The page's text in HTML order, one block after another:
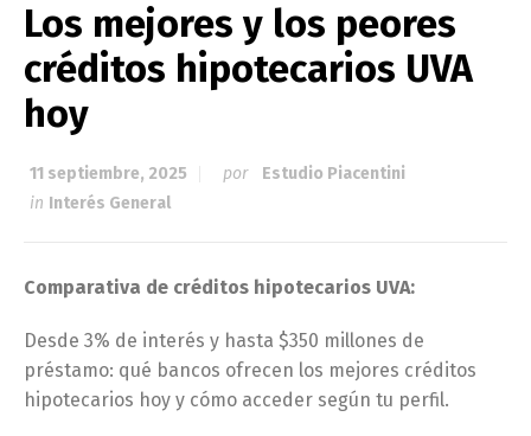
Los mejores y los peores
créditos hipotecarios UVA
hoy
11 septiembre, 2025 por
Estudio Piacentini
in Interés General
Comparativa de créditos hipotecarios UVA:
Desde 3% de interés y hasta $350 millones de
préstamo: qué bancos ofrecen los mejores créditos
hipotecarios hoy y cómo acceder según tu perfil.